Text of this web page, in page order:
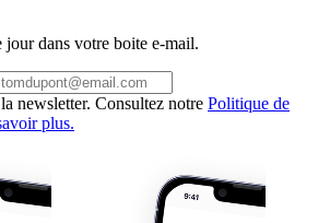
jour dans votre boite e-mail.
newsletter. Consultez notre Politique de
plus.